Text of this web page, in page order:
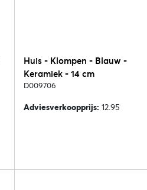
Huis - Klompen - Blauw -
Keramiek - 14 cm
D009706
Adviesverkoopprijs: 12.95